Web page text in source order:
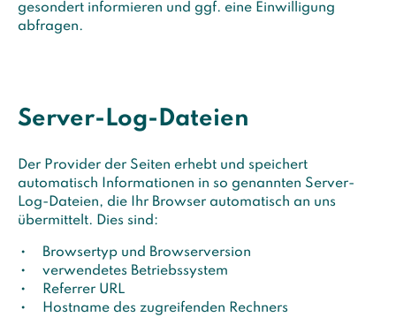
gesondert informieren und ggf. eine Einwilligung
abfragen.
Server-Log-Dateien
Der Provider der Seiten erhebt und speichert
automatisch Informationen in so genannten Server-
Log-Dateien, die Ihr Browser automatisch an uns
übermittelt. Dies sind:
Browsertyp und Browserversion
verwendetes Betriebssystem
Referrer URL
Hostname des zugreifenden Rechners